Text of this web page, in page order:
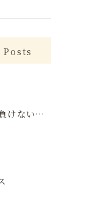
夏の高湿度に負けない肌ケア術